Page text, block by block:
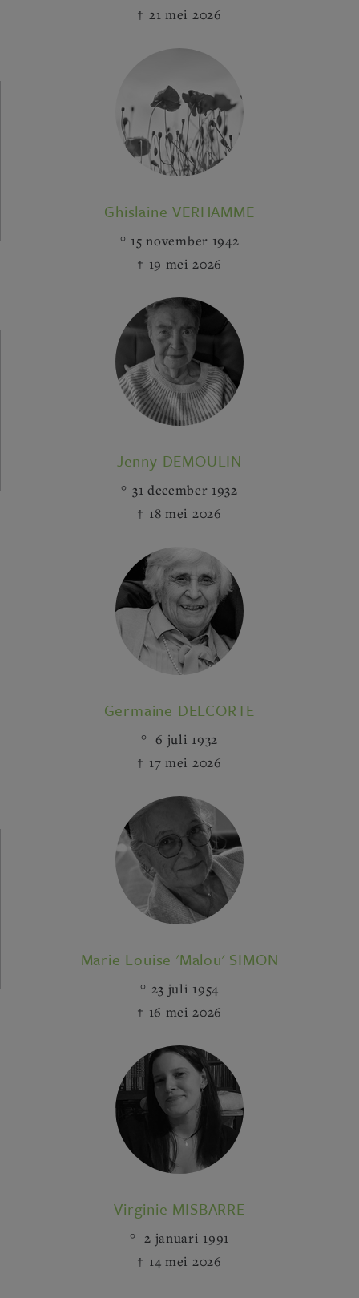
21 mei 2026
Ghislaine VERHAMME
15 november 1942
19 mei 2026
Jenny DEMOULIN
31 december 1932
18 mei 2026
Germaine DELCORTE
6 juli 1932
17 mei 2026
Marie Louise 'Malou' SIMON
23 juli 1954
16 mei 2026
Virginie MISBARRE
2 januari 1991
14 mei 2026